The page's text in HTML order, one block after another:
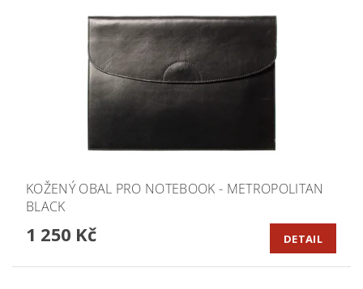
KOŽENÝ OBAL PRO NOTEBOOK - METROPOLITAN
BLACK
1 250 Kč DETAIL